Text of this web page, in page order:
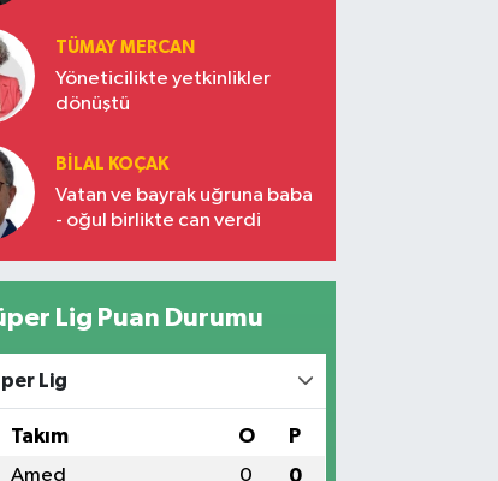
Türkiye’nin yükselen gücü
TÜMAY MERCAN
Yöneticilikte yetkinlikler
dönüştü
BILAL KOÇAK
Vatan ve bayrak uğruna baba
- oğul birlikte can verdi
Lig Puan Durumu
Lig
Takım O P
Amed 0 0